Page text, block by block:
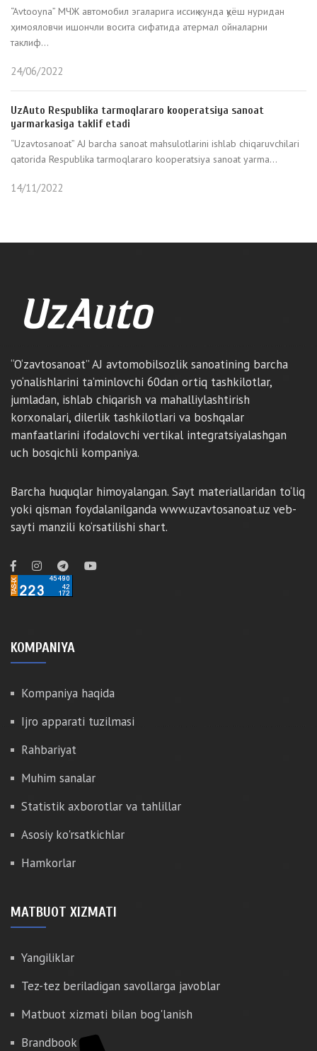
“Avtooyna” МЧЖ автомобил эгаларига иссиқ кунда қуёш нуридан
ҳимояловчи ишончли восита сифатида атермал ойналарни
таклиф...
24/06/2022
UzAuto Respublika tarmoqlararo kooperatsiya sanoat
yarmarkasiga taklif etadi
“Uzavtosanoat” AJ barcha sanoat mahsulotlarini ishlab chiqaruvchilari
qatorida Respublika tarmoqlararo kooperatsiya sanoat yarma...
14/11/2022
“O‘zavtosanoat” AJ avtomobilsozlik sanoatining barcha
yo‘nalishlarini ta’minlovchi 60dan ortiq tashkilotlar,
jumladan, ishlab chiqarish va mahalliylashtirish
korxonalari, dilerlik tashkilotlari va boshqalar
manfaatlarini ifodalovchi vertikal integratsiyalashgan
uch bosqichli kompaniya.
Barcha huquqlar himoyalangan. Sayt materiallaridan to‘liq
yoki qisman foydalanilganda www.uzavtosanoat.uz veb-
sayti manzili ko‘rsatilishi shart.
KOMPANIYA
Kompaniya haqida
Ijro apparati tuzilmasi
Rahbariyat
Muhim sanalar
Statistik axborotlar va tahlillar
Asosiy ko'rsatkichlar
Hamkorlar
MATBUOT XIZMATI
Yangiliklar
Tez-tez beriladigan savollarga javoblar
Matbuot xizmati bilan bog'lanish
Brandbook